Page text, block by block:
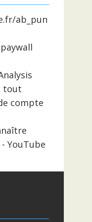
ab_pun
tout
compte
YouTube